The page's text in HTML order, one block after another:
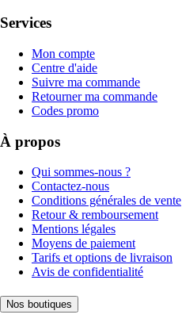
Services
Mon compte
Centre d'aide
Suivre ma commande
Retourner ma commande
Codes promo
À propos
Qui sommes-nous ?
Contactez-nous
Conditions générales de vente
Retour & remboursement
Mentions légales
Moyens de paiement
Tarifs et options de livraison
Avis de confidentialité
Nos boutiques